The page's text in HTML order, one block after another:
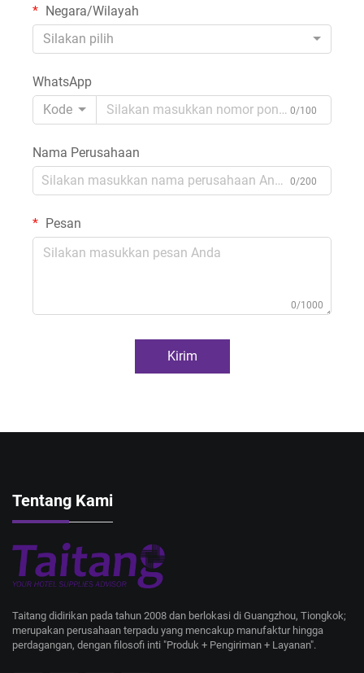
Negara/Wilayah
Silakan pilih
WhatsApp
Kode
0/100
Nama Perusahaan
0/200
Pesan
0/1000
Kirim
Tentang Kami
Taitang didirikan pada tahun 2008 dan berlokasi di Guangzhou, Tiongkok;
merupakan perusahaan terpadu yang mencakup manufaktur hingga
perdagangan, dengan filosofi inti "Produk + Pengiriman + Layanan".